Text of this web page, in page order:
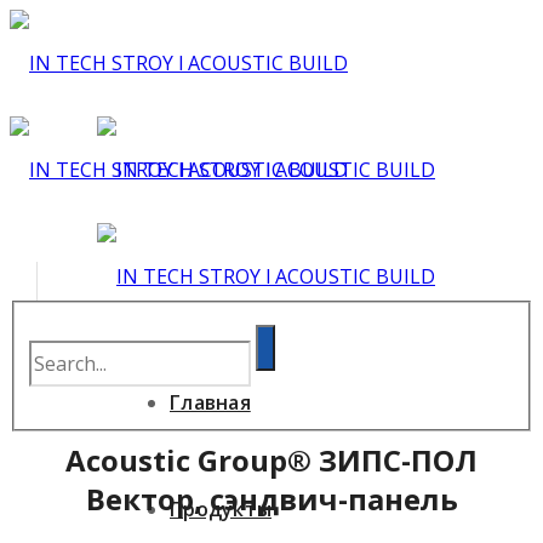
Главная
Продукты
Acoustic Group® ЗИПС-ПОЛ
Вектор, сэндвич-панель